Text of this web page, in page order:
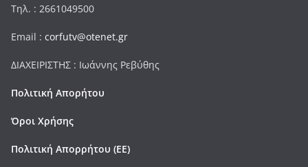
Τηλ. : 2661049500
Email : corfutv@otenet.gr
ΔΙΑΧΕΙΡΙΣΤΗΣ : Ιωάννης Ρεβύθης
Πολιτική Απορήτου
Όροι Χρήσης
Πολιτική Απορρήτου (ΕΕ)